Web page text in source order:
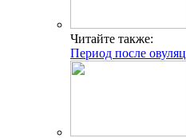
Читайте также:
Период после